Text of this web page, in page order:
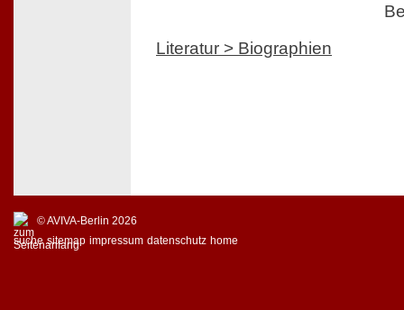
Literatur > Biographien
© AVIVA-Berlin 2026
suche sitemap impressum datenschutz home